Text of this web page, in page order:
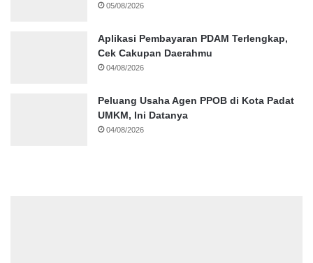
05/08/2026
Aplikasi Pembayaran PDAM Terlengkap,
Cek Cakupan Daerahmu
04/08/2026
Peluang Usaha Agen PPOB di Kota Padat
UMKM, Ini Datanya
04/08/2026